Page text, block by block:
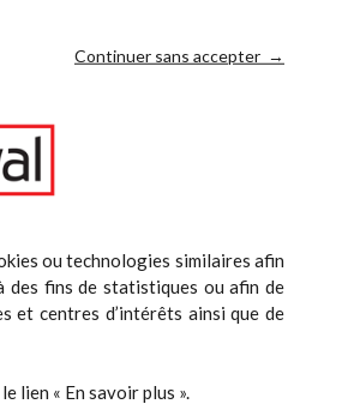
Continuer sans accepter →
ou technologies similaires afin
des fins de statistiques ou afin de
et centres d’intérêts ainsi que de
lien « En savoir plus ».